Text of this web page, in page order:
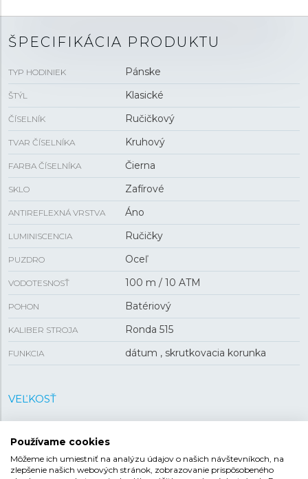
ŠPECIFIKÁCIA PRODUKTU
TYP HODINIEK Pánske
ŠTÝL Klasické
ČÍSELNÍK Ručičkový
TVAR ČÍSELNÍKA Kruhový
FARBA ČÍSELNÍKA Čierna
SKLO Zafírové
ANTIREFLEXNÁ VRSTVA Áno
LUMINISCENCIA Ručičky
PUZDRO Oceľ
VODOTESNOSŤ 100 m / 10 ATM
POHON Batériový
KALIBER STROJA Ronda 515
FUNKCIA dátum , skrutkovacia korunka
VEĽKOSŤ
Používame cookies
Môžeme ich umiestniť na analýzu údajov o našich návštevníkoch, na
zlepšenie našich webových stránok, zobrazovanie prispôsobeného